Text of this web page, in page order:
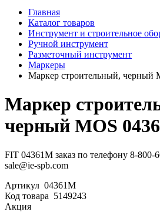
Главная
Каталог товаров
Инструмент и строительное
Ручной инструмент
Разметочный инструмент
Маркеры
Маркер строительный, черный
Маркер
черный MOS
FIT 04361М заказ по телефону 8-800-
sale@ie-spb.com
Артикул 04361М
Код товара 5149243
Акция